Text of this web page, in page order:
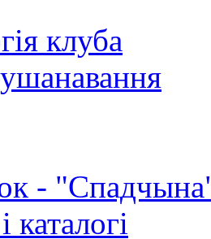
клуба
-
каталогi